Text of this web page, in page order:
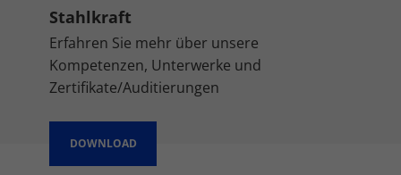
Stahlkraft
Erfahren Sie mehr über unsere
Kompetenzen, Unterwerke und
Zertifikate/Auditierungen
DOWNLOAD